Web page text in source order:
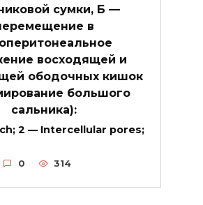
сумки, Б —
в
восходящей и
ободочных кишок
большого
сальника):
2 — Intercellular pores;
0 314